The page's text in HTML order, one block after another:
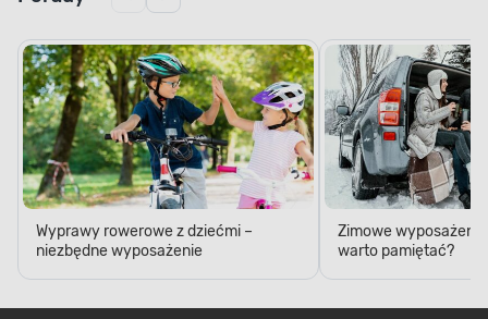
Wyprawy rowerowe z dziećmi –
niezbędne wyposażenie
Zimowe
warto pamiętać?